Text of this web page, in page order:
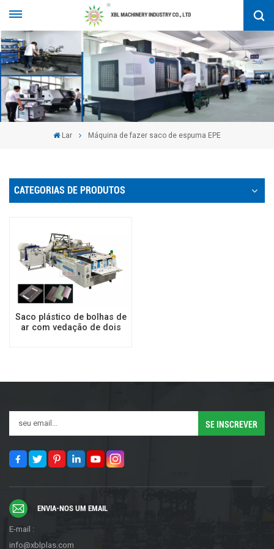
Lar Máquina de fazer saco de espuma EPE
CATEGORIAS DE PRODUTOS
Saco plástico de bolhas de
ar com vedação de dois
ENVIA-NOS UM EMAIL
E-mail :
info@xblplas.com